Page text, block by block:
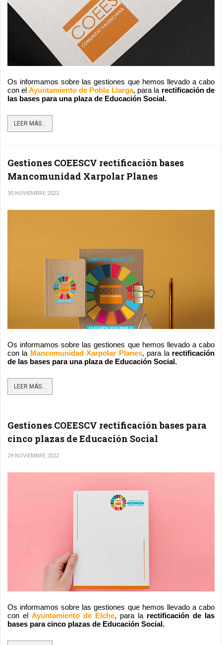
Os informamos sobre las gestiones que hemos llevado a cabo
con el Ayuntamiento de Pobla Llarga, para la rectificación de
las bases para una plaza de Educación Social.
LEER MÁS...
Gestiones COEESCV rectificación bases
Mancomunidad Xarpolar Planes
30 NOVIEMBRE 2022
Os informamos sobre las gestiones que hemos llevado a cabo
con la Mancomunidad Xarpolar Planes, para la rectificación
de las bases para una plaza de Educación Social.
LEER MÁS...
Gestiones COEESCV rectificación bases para
cinco plazas de Educación Social
29 NOVIEMBRE 2022
Os informamos sobre las gestiones que hemos llevado a cabo
con el Ayuntamiento de Elche, para la rectificación de las
bases para cinco plazas de Educación Social.